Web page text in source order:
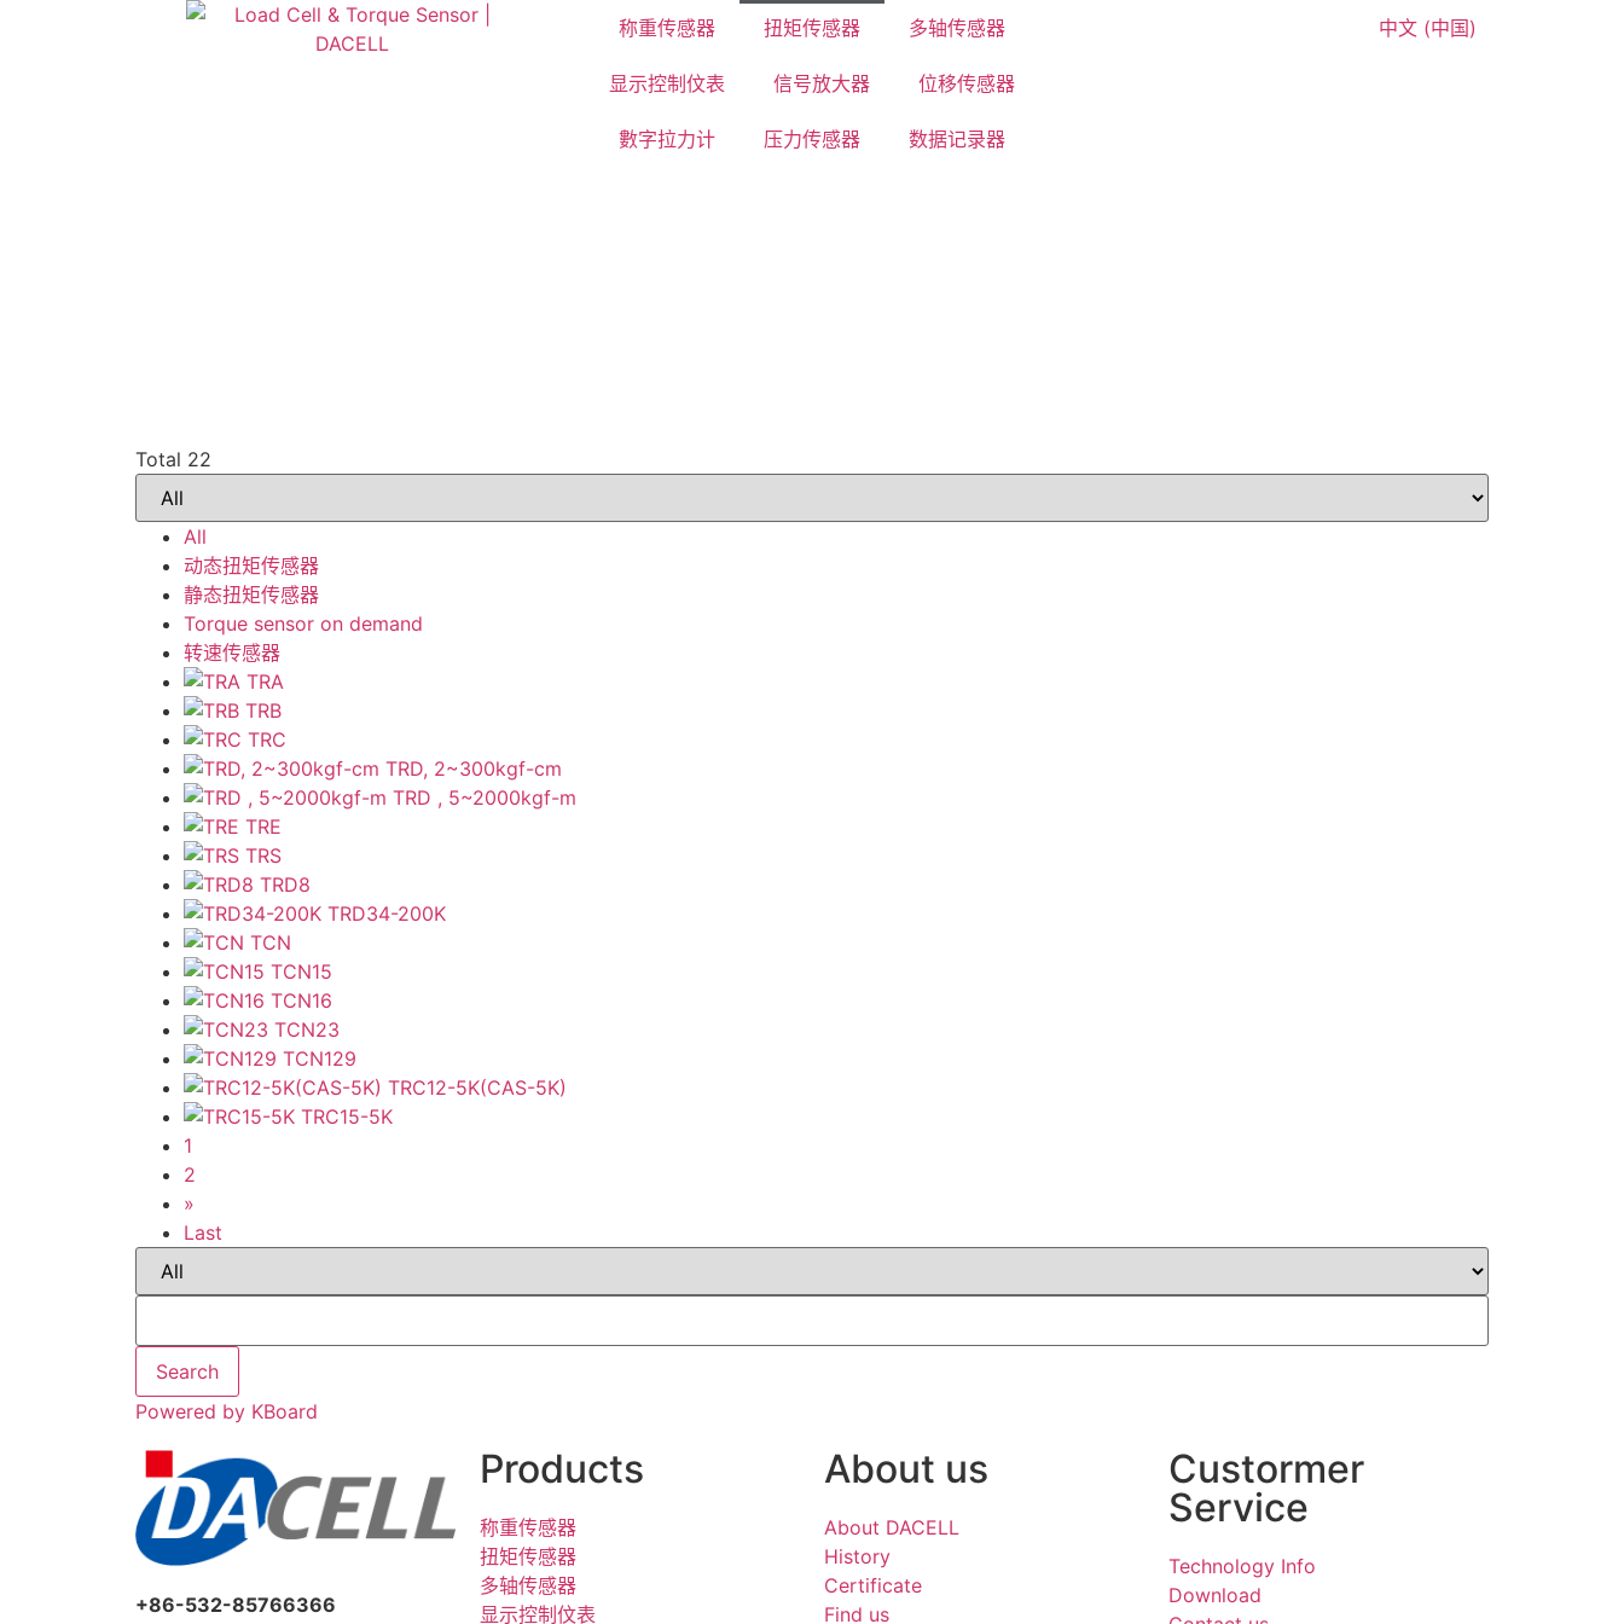
称重传感器 扭矩传感器 多轴传感器
显示控制伩表 信号放大器 位移传感器
數字拉力计 压力传感器 数据记录器
中文 (中国)
Total 22
All
动态扭矩传感器
静态扭矩传感器
Torque sensor on demand
转速传感器
TRA
TRB
TRC
TRD, 2~300kgf-cm
TRD , 5~2000kgf-m
TRE
TRS
TRD8
TRD34-200K
TCN
TCN15
TCN16
TCN23
TCN129
TRC12-5K(CAS-5K)
TRC15-5K
1
2
»
Last
Search
Powered by KBoard
+86-532-85766366
Products
称重传感器
扭矩传感器
多轴传感器
显示控制伩表
About us
About DACELL
History
Certificate
Find us
Custormer
Service
Technology Info
Download